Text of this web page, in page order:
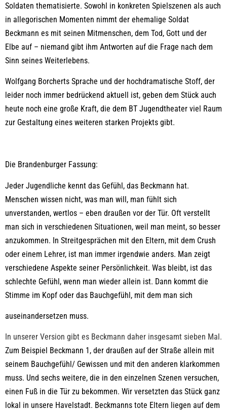
Soldaten thematisierte. Sowohl in konkreten Spielszenen als auch
in allegorischen Momenten nimmt der ehemalige Soldat
Beckmann es mit seinen Mitmenschen, dem Tod, Gott und der
Elbe auf – niemand gibt ihm Antworten auf die Frage nach dem
Sinn seines Weiterlebens.
Wolfgang Borcherts Sprache und der hochdramatische Stoff, der
leider noch immer bedrückend aktuell ist, geben dem Stück auch
heute noch eine große Kraft, die dem BT Jugendtheater viel Raum
zur Gestaltung eines weiteren starken Projekts gibt.
Die Brandenburger Fassung:
Jeder Jugendliche kennt das Gefühl, das Beckmann hat.
Menschen wissen nicht, was man will, man fühlt sich
unverstanden, wertlos – eben draußen vor der Tür. Oft verstellt
man sich in verschiedenen Situationen, weil man meint, so besser
anzukommen. In Streitgesprächen mit den Eltern, mit dem Crush
oder einem Lehrer, ist man immer irgendwie anders. Man zeigt
verschiedene Aspekte seiner Persönlichkeit. Was bleibt, ist das
schlechte Gefühl, wenn man wieder allein ist. Dann kommt die
Stimme im Kopf oder das Bauchgefühl, mit dem man sich
auseinandersetzen muss.
In unserer Version gibt es Beckmann daher insgesamt sieben Mal.
Zum Beispiel Beckmann 1, der draußen auf der Straße allein mit
seinem Bauchgefühl/ Gewissen und mit den anderen klarkommen
muss. Und sechs weitere, die in den einzelnen Szenen versuchen,
einen Fuß in die Tür zu bekommen. Wir versetzten das Stück ganz
lokal in unsere Havelstadt. Beckmanns tote Eltern liegen auf dem